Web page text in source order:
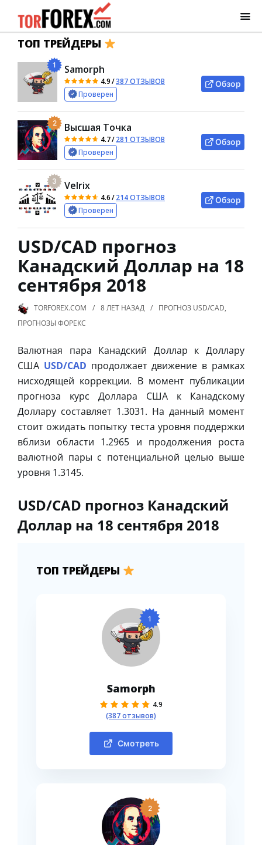
ТОП ТРЕЙДЕРЫ
1 Samorph
4.9/387 ОТЗЫВОВ
Проверен
Обзор
2 Высшая Точка
4.7/281 ОТЗЫВОВ
Проверен
Обзор
3 Velrix
4.6/214 ОТЗЫВОВ
Проверен
Обзор
USD/CAD прогноз
Канадский Доллар на 18
сентября 2018
TORFOREX.COM 8 ЛЕТ НАЗАД ПРОГНОЗ USD/CAD,
ПРОГНОЗЫ ФОРЕКС
Валютная пара Канадский Доллар к Доллару
США USD/CAD продолжает движение в рамках
нисходящей коррекции. В момент публикации
прогноза курс Доллара США к Канадскому
Доллару составляет 1.3031. На данный момент
стоит ожидать попытку теста уровня поддержки
вблизи области 1.2965 и продолжения роста
валютной пары с потенциальной целью выше
уровня 1.3145.
USD/CAD прогноз Канадский
Доллар на 18 сентября 2018
ТОП ТРЕЙДЕРЫ
1
Samorph
4.9
(387 отзывов)
Смотреть
2